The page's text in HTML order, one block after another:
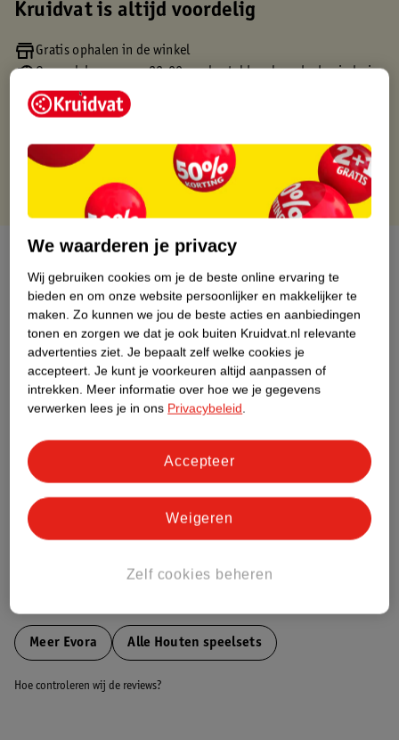
Kruidvat is altijd voordelig
Gratis ophalen in de winkel
Op werkdagen voor 22:00 uur besteld, volgende dag in huis
Gratis thuisbezorgd vanaf 50.00
Gratis retourneren binnen 30 dagen
Over dit product
Productinformatie
Etiketinformatie
Nature Impact Score
Meer informatie
Bestel & Bezorginformatie
Meer Evora Alle Houten speelsets
Hoe controleren wij de reviews?
We waarderen je privacy
Wij gebruiken cookies om je de beste online ervaring te
bieden en om onze website persoonlijker en makkelijker te
maken. Zo kunnen we jou de beste acties en aanbiedingen
tonen en zorgen we dat je ook buiten Kruidvat.nl relevante
advertenties ziet. Je bepaalt zelf welke cookies je
accepteert. Je kunt je voorkeuren altijd aanpassen of
intrekken. Meer informatie over hoe we je gegevens
verwerken lees je in ons Privacybeleid.
Zelf cookies beheren
Weigeren
Accepteer